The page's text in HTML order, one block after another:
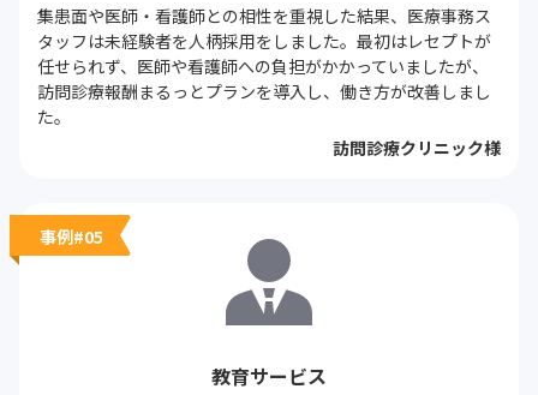
集患面や医師・看護師との相性を重視した結果、医療事務ス
タッフは未経験者を人柄採用をしました。最初はレセプトが
任せられず、医師や看護師への負担がかかっていましたが、
訪問診療報酬まるっとプランを導入し、働き方が改善しまし
た。
訪問診療クリニック様
事例#05
教育サービス